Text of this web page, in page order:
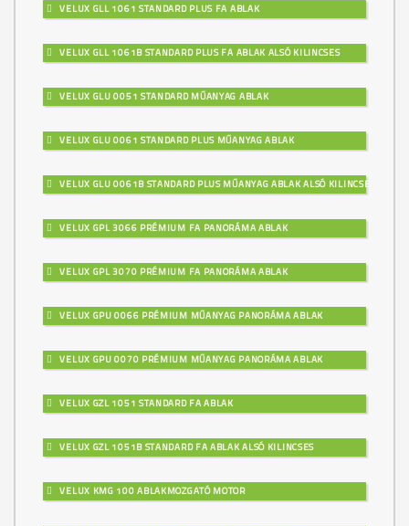
VELUX GLL 1061 STANDARD PLUS FA ABLAK
VELUX GLL 1061B STANDARD PLUS FA ABLAK ALSÓ KILINCSES
VELUX GLU 0051 STANDARD MŰANYAG ABLAK
VELUX GLU 0061 STANDARD PLUS MŰANYAG ABLAK
VELUX GLU 0061B STANDARD PLUS MŰANYAG ABLAK ALSÓ KILINCSES
VELUX GPL 3066 PRÉMIUM FA PANORÁMA ABLAK
VELUX GPL 3070 PRÉMIUM FA PANORÁMA ABLAK
VELUX GPU 0066 PRÉMIUM MŰANYAG PANORÁMA ABLAK
VELUX GPU 0070 PRÉMIUM MŰANYAG PANORÁMA ABLAK
VELUX GZL 1051 STANDARD FA ABLAK
VELUX GZL 1051B STANDARD FA ABLAK ALSÓ KILINCSES
VELUX KMG 100 ABLAKMOZGATÓ MOTOR